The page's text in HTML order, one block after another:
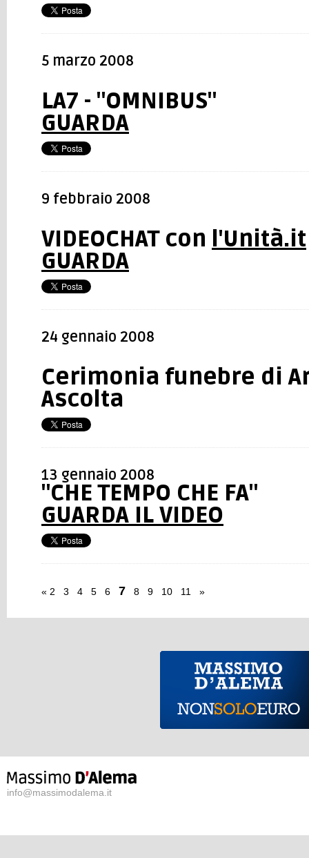
5 marzo 2008
LA7 - "OMNIBUS"
GUARDA
9 febbraio 2008
VIDEOCHAT con l'Unità.it
GUARDA
24 gennaio 2008
Cerimonia funebre di
Ascolta
13 gennaio 2008
"CHE TEMPO CHE FA"
GUARDA IL VIDEO
« 2 3 4 5 6 7 8 9 10 11 »
info@massimodalema.it